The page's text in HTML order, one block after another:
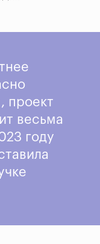
проект
весьма
году